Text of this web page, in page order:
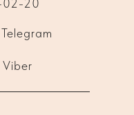
02-20
Viber
Telegram